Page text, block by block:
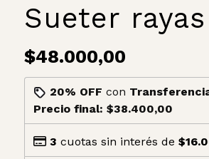
Sueter
$48.000,00
20% OFF con
Precio final: $38.400,00
3 cuotas sin interés de